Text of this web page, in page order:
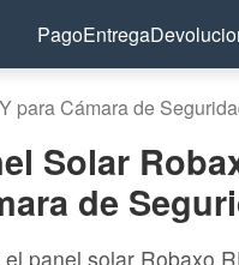
PagoEntrega
para Cámara de
Solar
de
panel solar Robaxo